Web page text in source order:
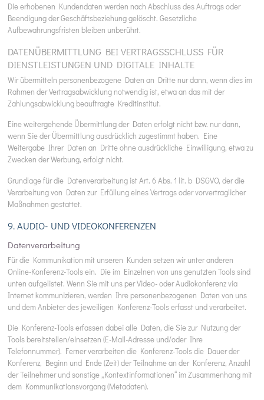
Die erhobenen Kundendaten werden nach Abschluss des Auftrags oder
Beendigung der Geschäftsbeziehung gelöscht. Gesetzliche
Aufbewahrungsfristen bleiben unberührt.
DATEN­ÜBERMITTLUNG BEI VERTRAGSSCHLUSS FÜR
DIENSTLEISTUNGEN UND DIGITALE INHALTE
Wir übermitteln personenbezogene Daten an Dritte nur dann, wenn dies im
Rahmen der Vertragsabwicklung notwendig ist, etwa an das mit der
Zahlungsabwicklung beauftragte Kreditinstitut.
Eine weitergehende Übermittlung der Daten erfolgt nicht bzw. nur dann,
wenn Sie der Übermittlung ausdrücklich zugestimmt haben. Eine
Weitergabe Ihrer Daten an Dritte ohne ausdrückliche Einwilligung, etwa zu
Zwecken der Werbung, erfolgt nicht.
Grundlage für die Datenverarbeitung ist Art. 6 Abs. 1 lit. b DSGVO, der die
Verarbeitung von Daten zur Erfüllung eines Vertrags oder vorvertraglicher
Maßnahmen gestattet.
9. AUDIO- UND VIDEOKONFERENZEN
Datenverarbeitung
Für die Kommunikation mit unseren Kunden setzen wir unter anderen
Online-Konferenz-Tools ein. Die im Einzelnen von uns genutzten Tools sind
unten aufgelistet. Wenn Sie mit uns per Video- oder Audiokonferenz via
Internet kommunizieren, werden Ihre personenbezogenen Daten von uns
und dem Anbieter des jeweiligen Konferenz-Tools erfasst und verarbeitet.
Die Konferenz-Tools erfassen dabei alle Daten, die Sie zur Nutzung der
Tools bereitstellen/einsetzen (E-Mail-Adresse und/oder Ihre
Telefonnummer). Ferner verarbeiten die Konferenz-Tools die Dauer der
Konferenz, Beginn und Ende (Zeit) der Teilnahme an der Konferenz, Anzahl
der Teilnehmer und sonstige „Kontextinformationen“ im Zusammenhang mit
dem Kommunikationsvorgang (Metadaten).